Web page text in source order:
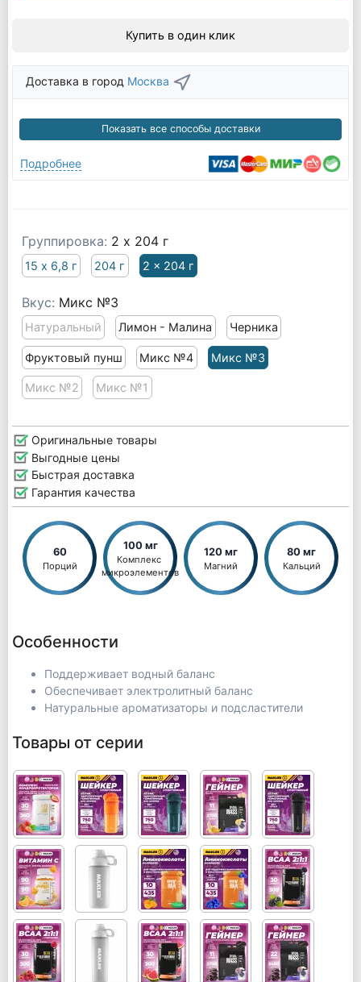
Купить в один клик
Доставка в город Москва
Показать все способы доставки
Подробнее
Группировка: 2 x 204 г
15 х 6,8 г 204 г 2 x 204 г
Вкус: Микс №3
Натуральный Лимон - Малина Черника
Фруктовый пунш Микс №4 Микс №3
Микс №2 Микс №1
Оригинальные товары
Выгодные цены
Быстрая доставка
Гарантия качества
60
Порций
100 мг
Комплекс
микроэлементов
120 мг
Магний
80 мг
Кальций
Особенности
Поддерживает водный баланс
Обеспечивает электролитный баланс
Натуральные ароматизаторы и подсластители
Товары от серии